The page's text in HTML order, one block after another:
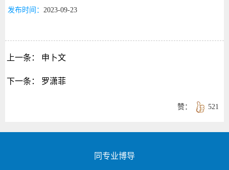
发布时间： 2023-09-23
上一条： 申卜文
下一条： 罗潇菲
521
赞：
同专业博导